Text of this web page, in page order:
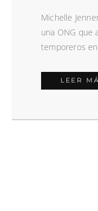
Michelle
una ONG que
temporeros
LEER